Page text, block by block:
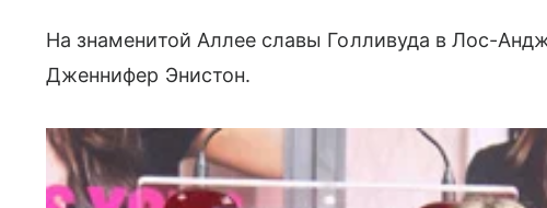
На знаменитой Аллее славы Голливуда в Лос-
Дженнифер Энистон.